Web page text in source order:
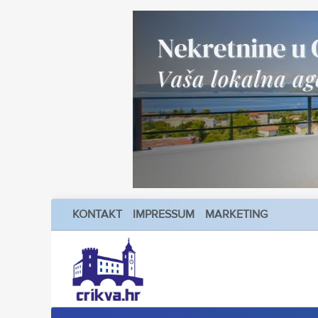
KONTAKT IMPRESSUM MARKETING